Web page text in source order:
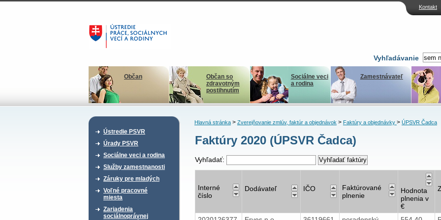
Kontakt
Vyhľadávanie
Občan
Občan so
zdravotným
postihnutím
Sociálne veci
a rodina
Zamestnávateľ
Ústredie PSVR
Úrady PSVR
Sociálne veci a rodina
Služby zamestnanosti
Záruky pre mladých
Voľné pracovné
miesta
Zariadenia
sociálnoprávnej
Hlavná stránka> Zverejňovanie zmlúv, faktúr a objednávok> Faktúry a objednávky > ÚPSVR Čadca
Faktúry 2020 (ÚPSVR Čadca)
Vyhľadať:
Interné
číslo
Dodávateľ IČO
Faktúrované
plnenie
Hodnota
plnenia v
€